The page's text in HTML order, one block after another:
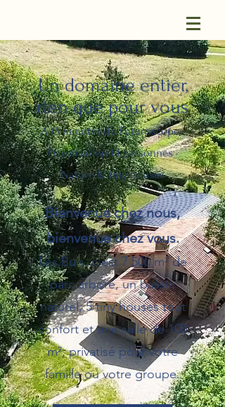
Un domaine entier,
rien que pour vous
À 15 minutes du Futuroscope ·
Privatisation 14 personnes ·
Nature & tiny houses
Bienvenue chez nous,
bienvenue chez vous.
Les Buis, c'est 7 500 m² de
parc arboré, un bassin
naturel, 5 tiny houses tout
confort et une salle de 100
m²,privatisé pour votre
famille ou votre groupe.